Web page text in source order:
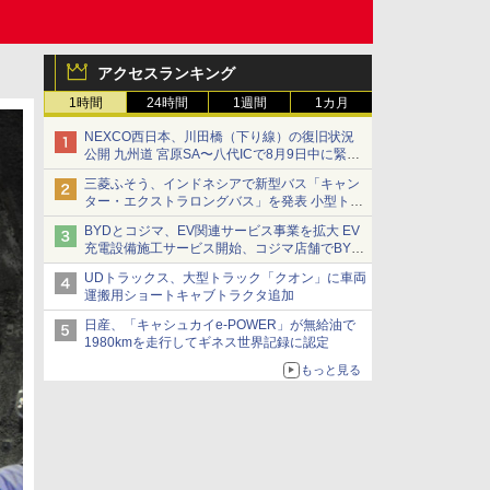
アクセスランキング
1時間 24時間 1週間 1カ月
NEXCO西日本、川田橋（下り線）の復旧状況
公開 九州道 宮原SA〜八代ICで8月9日中に緊急
車両を通行可能に
三菱ふそう、インドネシアで新型バス「キャン
ター・エクストラロングバス」を発表 小型トラ
ックベースの観光・旅客輸送向けバス
BYDとコジマ、EV関連サービス事業を拡大 EV
充電設備施工サービス開始、コジマ店舗でBYD
車の展示・試乗イベントを強化
UDトラックス、大型トラック「クオン」に車両
運搬用ショートキャブトラクタ追加
日産、「キャシュカイe-POWER」が無給油で
1980kmを走行してギネス世界記録に認定
もっと見る